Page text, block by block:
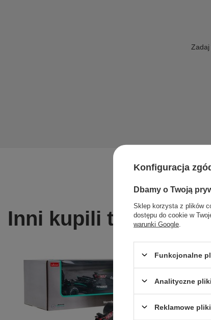
Inni kupili także ...
Konfiguracja
Dbamy o Twoją
Sklep korzysta z plików
dostępu do cookie w
warunki Google
Funkcjonalne
Analityczne
Reklamowe